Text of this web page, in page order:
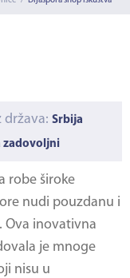
država: Srbija
zadovoljni
robe široke
nudi pouzdanu i
Ova inovativna
je mnoge
nisu u